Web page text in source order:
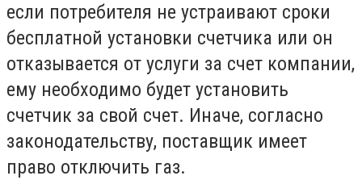
если потребителя не устраивают сроки
бесплатной установки счетчика или он
отказывается от услуги за счет компании,
ему необходимо будет установить
счетчик за свой счет. Иначе, согласно
законодательству, поставщик имеет
право отключить газ.